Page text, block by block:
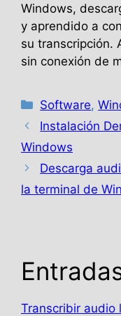
Windows,
y aprendido a
su transcripción.
sin conexión de
Categorías
Software,
Instalación
Windows
Descarga
la terminal de
Transcribir audio